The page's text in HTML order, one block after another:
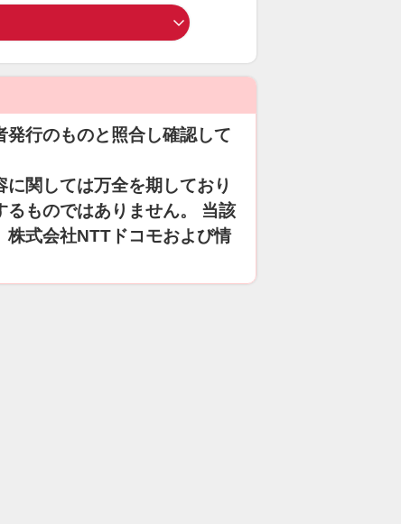
行のものと照合し確認して
関しては万全を期しており
るものではありません。 当該
株式会社NTTドコモおよび情